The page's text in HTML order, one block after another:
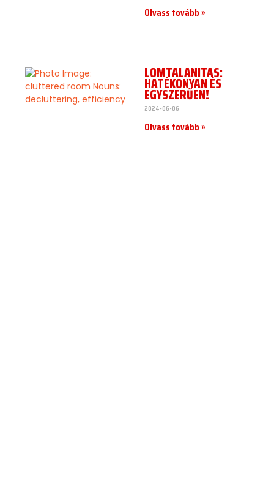
Olvass tovább »
LOMTALANÍTÁS:
HATÉKONYAN ÉS
EGYSZERŰEN!
2024-06-06
Olvass tovább »